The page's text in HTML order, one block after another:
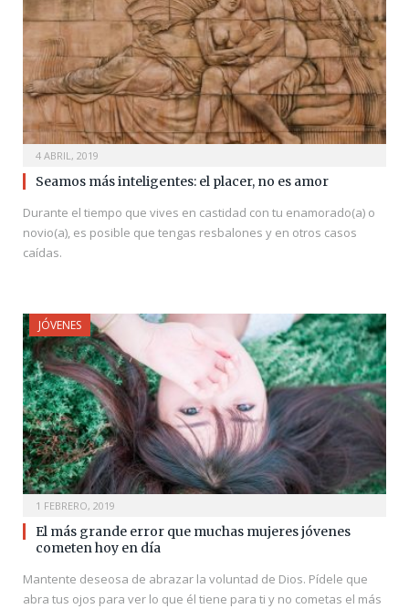
4 ABRIL, 2019
Seamos más inteligentes: el placer, no es amor
Durante el tiempo que vives en castidad con tu enamorado(a) o
novio(a), es posible que tengas resbalones y en otros casos
caídas.
JÓVENES
1 FEBRERO, 2019
El más grande error que muchas mujeres jóvenes
cometen hoy en día
Mantente deseosa de abrazar la voluntad de Dios. Pídele que
abra tus ojos para ver lo que él tiene para ti y no cometas el más